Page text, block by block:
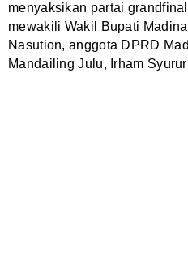
menyaksikan partai
mewakili Wakil Bupati
Nasution, anggota DPRD
Mandailing Julu, Irham